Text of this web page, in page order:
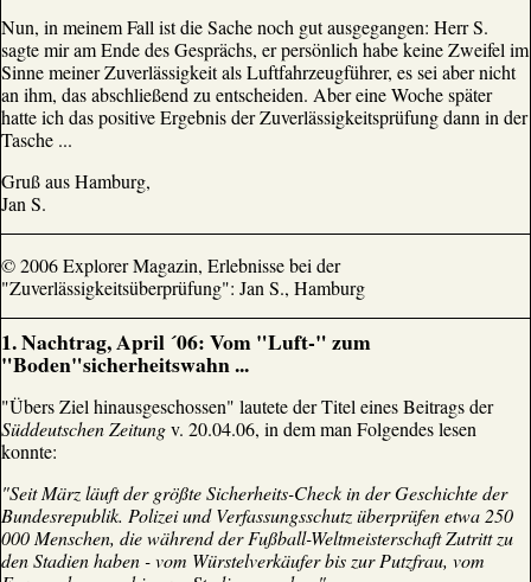
Nun, in meinem Fall ist die Sache noch gut ausgegangen: Herr S.
sagte mir am Ende des Gesprächs, er persönlich habe keine Zweifel im
Sinne meiner Zuverlässigkeit als Luftfahrzeugführer, es sei aber nicht
an ihm, das abschließend zu entscheiden. Aber eine Woche später
hatte ich das positive Ergebnis der Zuverlässigkeitsprüfung dann in der
Tasche ...
Gruß aus Hamburg,
Jan S.
© 2006 Explorer Magazin, Erlebnisse bei der
"Zuverlässigkeitsüberprüfung": Jan S., Hamburg
1. Nachtrag, April ´06: Vom "Luft-" zum
"Boden"sicherheitswahn ...
"Übers Ziel hinausgeschossen" lautete der Titel eines Beitrags der
Süddeutschen Zeitungv. 20.04.06, in dem man Folgendes lesen
konnte:
"Seit März läuft der größte Sicherheits-Check in der Geschichte der
Bundesrepublik. Polizei und Verfassungsschutz überprüfen etwa 250
000 Menschen, die während der Fußball-Weltmeisterschaft Zutritt zu
den Stadien haben - vom Würstelverkäufer bis zur Putzfrau, vom